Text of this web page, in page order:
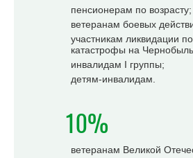
пенсионерам по возрасту;
ветеранам боевых
участникам ликвидации
катастрофы на
инвалидам I группы;
детям-инвалидам.
10%
ветеранам Великой